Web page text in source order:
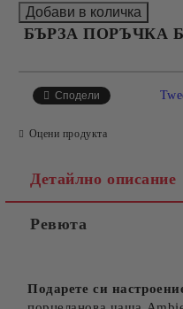
БЪРЗА ПОРЪЧКА
Сподели
Оцени продукта
Детайлно описание
Ревюта
Подарете си